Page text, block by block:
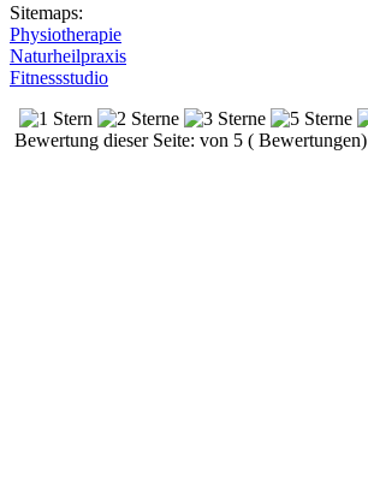
Sitemaps:
Physiotherapie
Naturheilpraxis
Fitnessstudio
Bewertung dieser Seite: von 5 ( Bewertungen)